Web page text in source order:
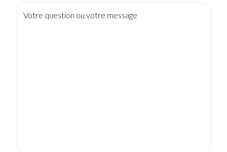
Votre question ou votre message